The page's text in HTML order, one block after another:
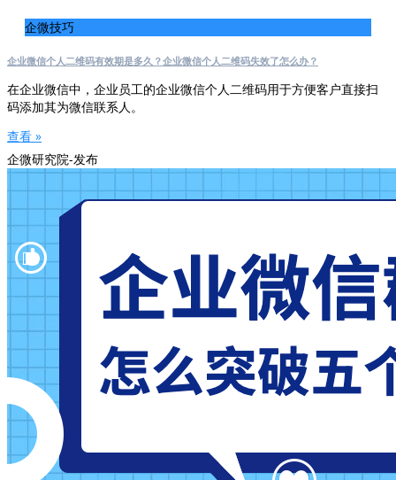
企微技巧
企业微信个人二维码有效期是多久？企业微信个人二维码失效了怎么办？
在企业微信中，企业员工的企业微信个人二维码用于方便客户直接扫
码添加其为微信联系人。
查看 »
企微研究院-发布